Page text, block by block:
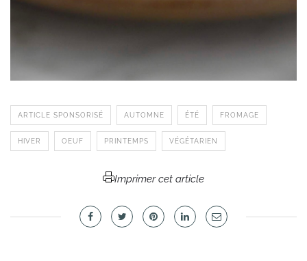
ARTICLE SPONSORISÉ AUTOMNE ÉTÉ FROMAGE
HIVER OEUF PRINTEMPS VÉGÉTARIEN
Imprimer cet article